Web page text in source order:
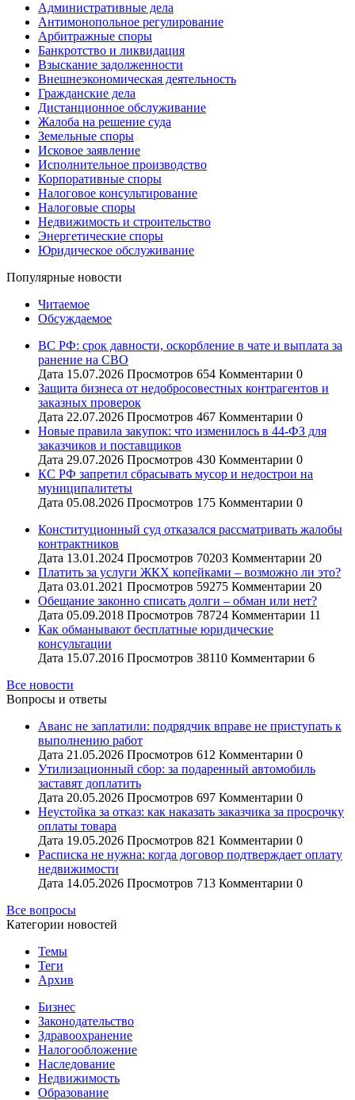
Административные дела
Антимонопольное регулирование
Арбитражные споры
Банкротство и ликвидация
Взыскание задолженности
Внешнеэкономическая деятельность
Гражданские дела
Дистанционное обслуживание
Жалоба на решение суда
Земельные споры
Исковое заявление
Исполнительное производство
Корпоративные споры
Налоговое консультирование
Налоговые споры
Недвижимость и строительство
Энергетические споры
Юридическое обслуживание
Популярные новости
Читаемое
Обсуждаемое
ВС РФ: срок давности, оскорбление в чате и выплата за
ранение на СВО
Дата 15.07.2026 Просмотров 654 Комментарии 0
Защита бизнеса от недобросовестных контрагентов и
заказных проверок
Дата 22.07.2026 Просмотров 467 Комментарии 0
Новые правила закупок: что изменилось в 44-ФЗ для
заказчиков и поставщиков
Дата 29.07.2026 Просмотров 430 Комментарии 0
КС РФ запретил сбрасывать мусор и недострои на
муниципалитеты
Дата 05.08.2026 Просмотров 175 Комментарии 0
Конституционный суд отказался рассматривать жалобы
контрактников
Дата 13.01.2024 Просмотров 70203 Комментарии 20
Платить за услуги ЖКХ копейками – возможно ли это?
Дата 03.01.2021 Просмотров 59275 Комментарии 20
Обещание законно списать долги – обман или нет?
Дата 05.09.2018 Просмотров 78724 Комментарии 11
Как обманывают бесплатные юридические
консультации
Дата 15.07.2016 Просмотров 38110 Комментарии 6
Все новости
Вопросы и ответы
Аванс не заплатили: подрядчик вправе не приступать к
выполнению работ
Дата 21.05.2026 Просмотров 612 Комментарии 0
Утилизационный сбор: за подаренный автомобиль
заставят доплатить
Дата 20.05.2026 Просмотров 697 Комментарии 0
Неустойка за отказ: как наказать заказчика за просрочку
оплаты товара
Дата 19.05.2026 Просмотров 821 Комментарии 0
Расписка не нужна: когда договор подтверждает оплату
недвижимости
Дата 14.05.2026 Просмотров 713 Комментарии 0
Все вопросы
Категории новостей
Темы
Теги
Архив
Бизнес
Законодательство
Здравоохранение
Налогообложение
Наследование
Недвижимость
Образование